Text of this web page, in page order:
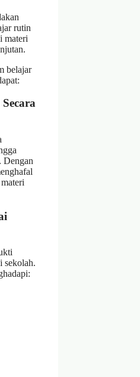
rutin
materi
belajar
Dengan
sekolah.